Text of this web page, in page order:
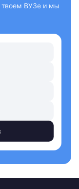
твоем ВУЗе и мы